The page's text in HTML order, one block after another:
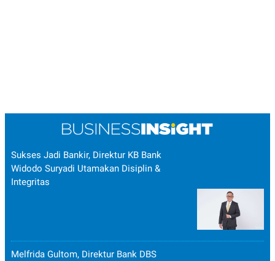
Sukses Jadi Bankir, Direktur KB Bank
Widodo Suryadi Utamakan Disiplin &
Integritas
Melfrida Gultom, Direktur Bank DBS